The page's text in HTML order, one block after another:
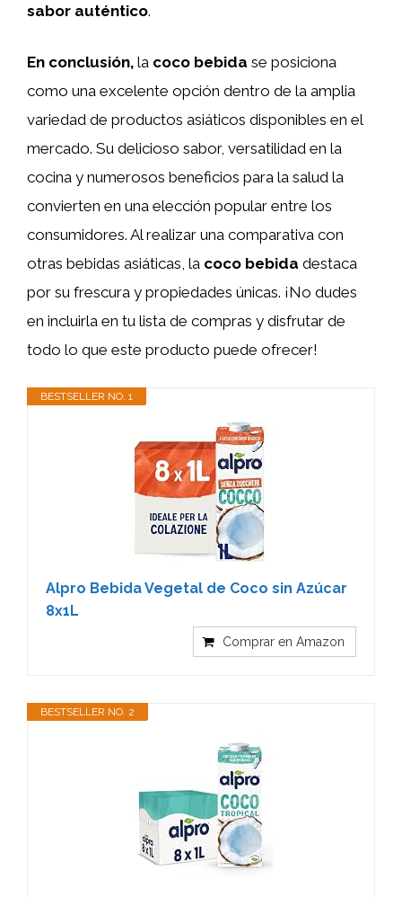
sabor auténtico.
En conclusión, la coco bebida se posiciona
como una excelente opción dentro de la amplia
variedad de productos asiáticos disponibles en el
mercado. Su delicioso sabor, versatilidad en la
cocina y numerosos beneficios para la salud la
convierten en una elección popular entre los
consumidores. Al realizar una comparativa con
otras bebidas asiáticas, la coco bebida destaca
por su frescura y propiedades únicas. ¡No dudes
en incluirla en tu lista de compras y disfrutar de
todo lo que este producto puede ofrecer!
BESTSELLER NO. 1
Alpro Bebida Vegetal de Coco sin Azúcar
8x1L
Comprar en Amazon
BESTSELLER NO. 2